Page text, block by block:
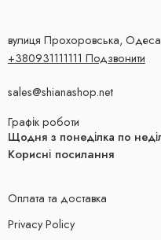
вулиця Прохоровська, Одеса
+380931111111 Подзвонити
sales@shianashop.net
Графік роботи
Щодня з понеділка по
Корисні посилання
Оплата та доставка
Privacy Policy